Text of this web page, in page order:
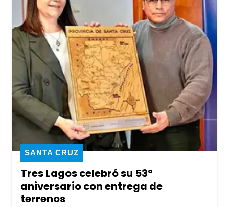
Tres Lagos celebró su 53º
aniversario con entrega de
terrenos
SANTA CRUZ